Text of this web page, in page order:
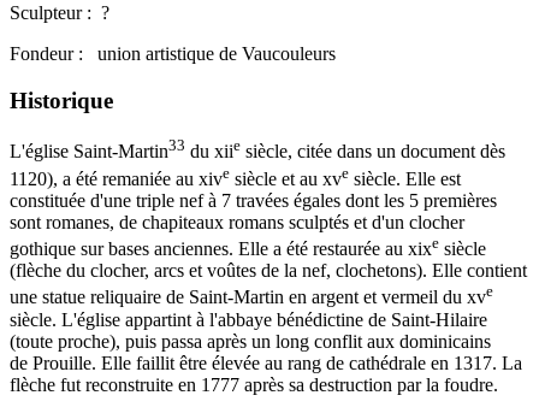
Sculpteur : ?
Fondeur : union artistique de Vaucouleurs
Historique
L'église Saint-Martin33 du xiie siècle, citée dans un document dès
1120), a été remaniée au xive siècle et au xve siècle. Elle est
constituée d'une triple nef à 7 travées égales dont les 5 premières
sont romanes, de chapiteaux romans sculptés et d'un clocher
gothique sur bases anciennes. Elle a été restaurée au xixe siècle
(flèche du clocher, arcs et voûtes de la nef, clochetons). Elle contient
une statue reliquaire de Saint-Martin en argent et vermeil du xve
siècle. L'église appartint à l'abbaye bénédictine de Saint-Hilaire
(toute proche), puis passa après un long conflit aux dominicains
de Prouille. Elle faillit être élevée au rang de cathédrale en 1317. La
flèche fut reconstruite en 1777 après sa destruction par la foudre.